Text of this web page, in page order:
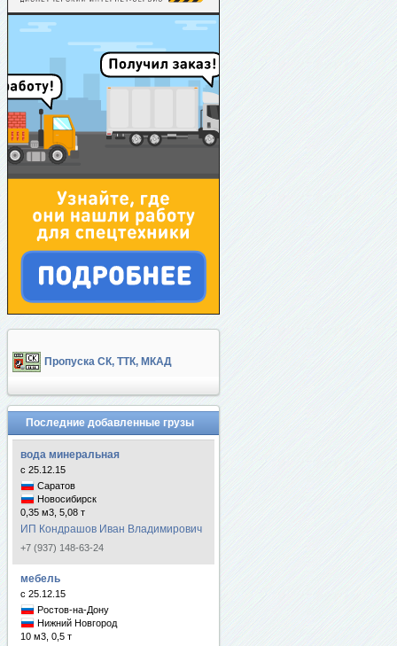
Пропуска СК, ТТК, МКАД
Последние добавленные грузы
вода минеральная
с 25.12.15
Саратов
Новосибирск
0,35 м3, 5,08 т
ИП Кондрашов Иван Владимирович
+7 (937) 148-63-24
мебель
с 25.12.15
Ростов-на-Дону
Нижний Новгород
10 м3, 0,5 т